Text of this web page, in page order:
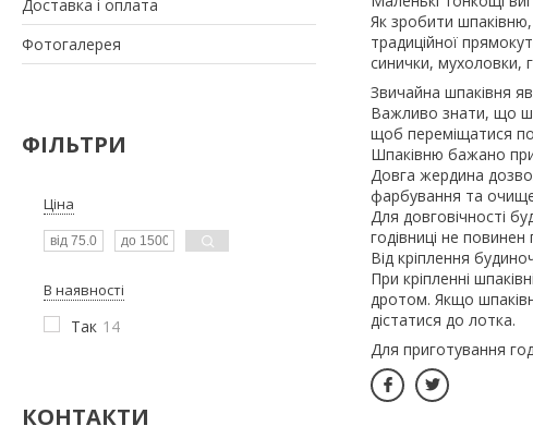
Доставка і оплата
Фотогалерея
ФІЛЬТРИ
Ціна
В наявності
Так 14
КОНТАКТИ
Як зробити
традиційної
синички, мухоловки,
Звичайна шпаківня
Важливо знати, що
щоб переміщатися по
Шпаківню бажано
Довга жердина
фарбування та
Для довговічності
годівниці не
Від кріплення
При кріпленні
дротом. Якщо
дістатися до лотка.
Для приготування